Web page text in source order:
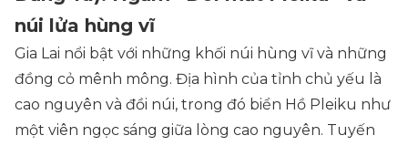
núi lửa hùng vĩ
Gia Lai nổi bật với những khối núi hùng vĩ và những
đồng cỏ mênh mông. Địa hình của tỉnh chủ yếu là
cao nguyên và đồi núi, trong đó biển Hồ Pleiku như
một viên ngọc sáng giữa lòng cao nguyên. Tuyến